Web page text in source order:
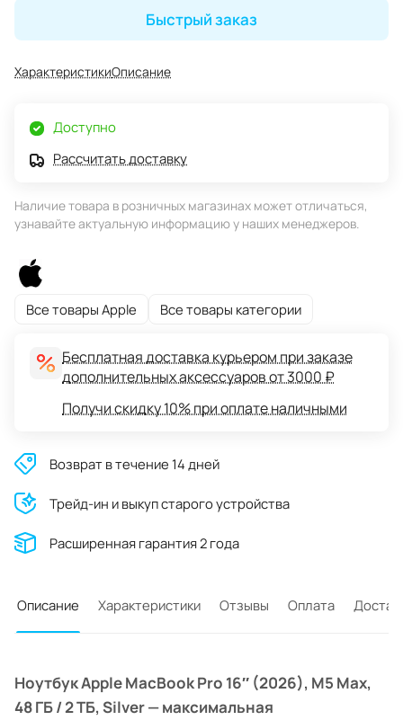
Быстрый заказ
ХарактеристикиОписание
Доступно
Рассчитать доставку
Наличие товара в розничных магазинах может отличаться,
узнавайте актуальную информацию у наших менеджеров.
Все товары Apple Все товары категории
Бесплатная доставка курьером при заказе
дополнительных аксессуаров от 3000 ₽
Получи скидку 10% при оплате наличными
Возврат в течение 14 дней
Трейд-ин и выкуп старого устройства
Расширенная гарантия 2 года
Описание Характеристики Отзывы Оплата
Ноутбук Apple MacBook Pro 16″ (2026), M5 Max,
48 ГБ / 2 ТБ, Silver — максимальная